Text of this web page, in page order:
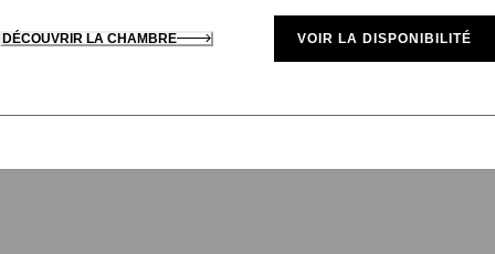
DÉCOUVRIR LA CHAMBRE VOIR LA DISPONIBILITÉ